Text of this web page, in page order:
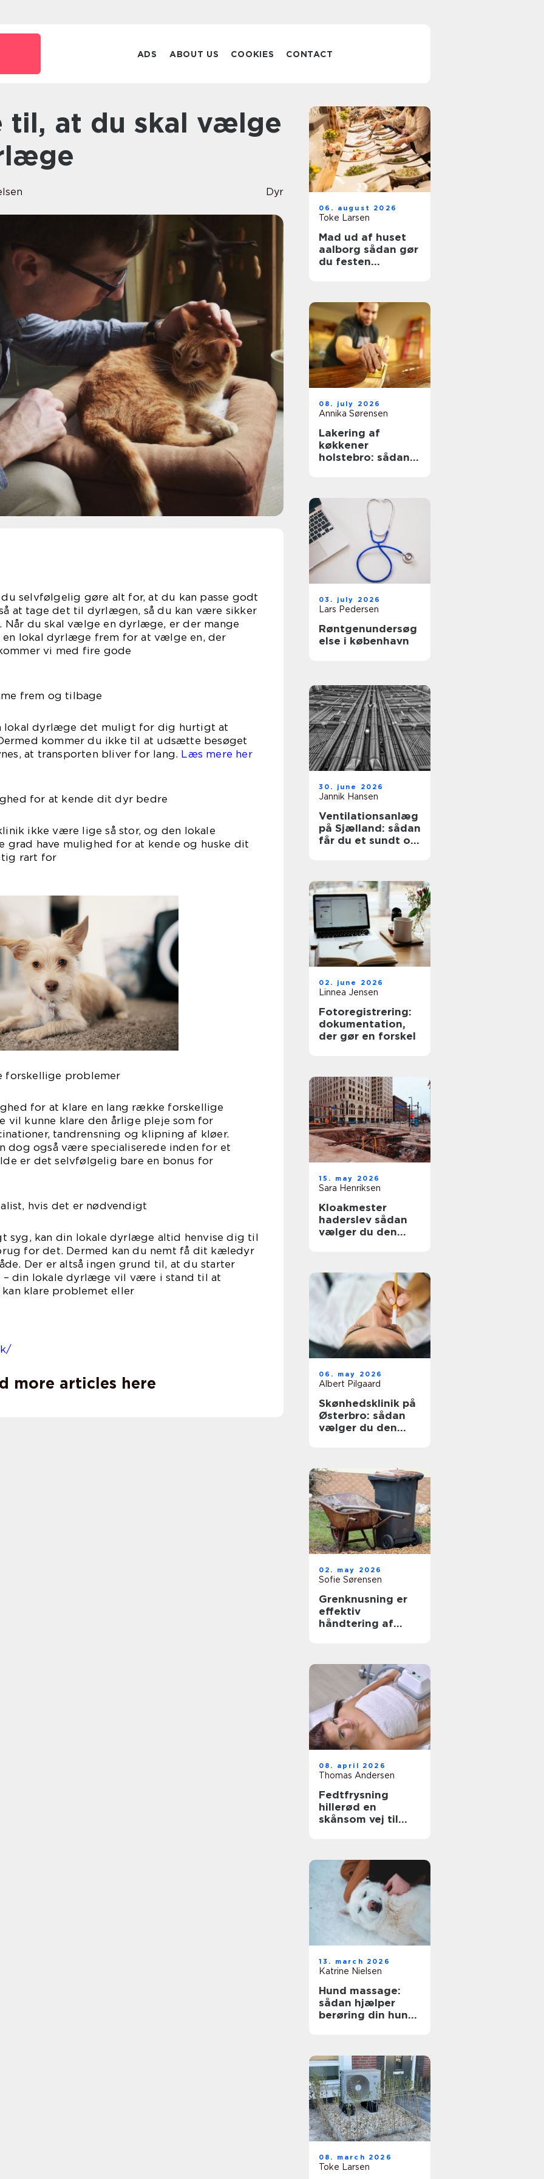
ADS ABOUT US COOKIES CONTACT
Dyr
selvfølgelig gøre alt for, at du kan passe godt
at tage det til dyrlægen, så du kan være sikker
Når du skal vælge en dyrlæge, er der mange
lokal dyrlæge frem for at vælge en, der
vi med fire gode
frem og tilbage
lokal dyrlæge det muligt for dig hurtigt at
kommer du ikke til at udsætte besøget
at transporten bliver for lang. Læs mere her
for at kende dit dyr bedre
ikke være lige så stor, og den lokale
have mulighed for at kende og huske dit
rart for
forskellige problemer
for at klare en lang række forskellige
vil kunne klare den årlige pleje som for
tandrensning og klipning af kløer.
dog også være specialiserede inden for et
er det selvfølgelig bare en bonus for
hvis det er nødvendigt
syg, kan din lokale dyrlæge altid henvise dig til
for det. Dermed kan du nemt få dit kæledyr
Der er altså ingen grund til, at du starter
– din lokale dyrlæge vil være i stand til at
klare problemet eller
more articles here
06. august 2026
Toke Larsen
Mad ud af huset
aalborg sådan gør
du festen
08. july 2026
Annika Sørensen
Lakering af
køkkener
holstebro: sådan
03. july 2026
Lars Pedersen
Røntgenundersøg
else i københavn
30. june 2026
Jannik Hansen
Ventilationsanlæg
på Sjælland: sådan
får du et sundt og
02. june 2026
Linnea Jensen
Fotoregistrering:
dokumentation,
der gør en forskel
15. may 2026
Sara Henriksen
Kloakmester
haderslev sådan
vælger du den
06. may 2026
Albert Pilgaard
Skønhedsklinik på
Østerbro: sådan
vælger du den
02. may 2026
Sofie Sørensen
Grenknusning er
effektiv
håndtering af
08. april 2026
Thomas Andersen
Fedtfrysning
hillerød en
skånsom vej til
13. march 2026
Katrine Nielsen
Hund massage:
sådan hjælper
berøring din hund
08. march 2026
Toke Larsen